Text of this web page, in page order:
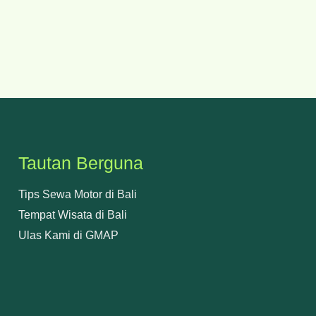
Tautan Berguna
Tips Sewa Motor di Bali
Tempat Wisata di Bali
Ulas Kami di GMAP